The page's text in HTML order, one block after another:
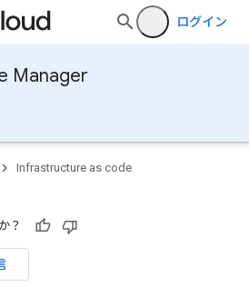
ログイン
Manager
Infrastructure as code
？